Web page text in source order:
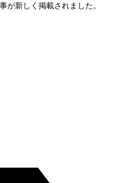
が新しく掲載されました。